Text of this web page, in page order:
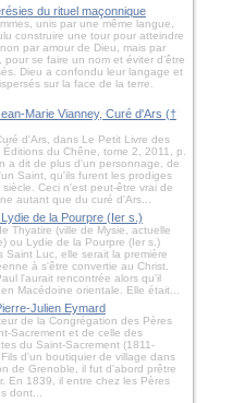
du rituel maçonnique
unis par une même langue,
construire une tour pour atteindre
par amour de Dieu, mais par
pour se faire un nom et éviter d’être
Dieu a confondu leur langage et
sur la face de la terre.
Marie Vianney, Curé d'Ars (†
d'Ars, dans Le Petit Livre des
Éditions du Chêne, tome 2, 2011, p.
a dit de plus d'un personnage, de
Saint, qu'ils furent les prodiges
siècle. Ceci n'est peut-être vrai de
autant que du curé d'Ars...
de la Pourpre (Ier s.)
Thyatire (ville de Mysie, actuelle
ou Lydie de la Pourpre (Ier s.)
Saint Luc, elle serait la première
à s'être convertie au Christ.
l'aurait rencontrée alors qu'il
Macédoine orientale. Elle était...
Julien Eymard
de la Congrégation des Pères
Sacrement et de celle des
du Saint-Sacrement (1811-
d'un boutiquier de village dans
de Grenoble, il fut d'abord prêtre
En 1839, il entre chez les Pères
dont...